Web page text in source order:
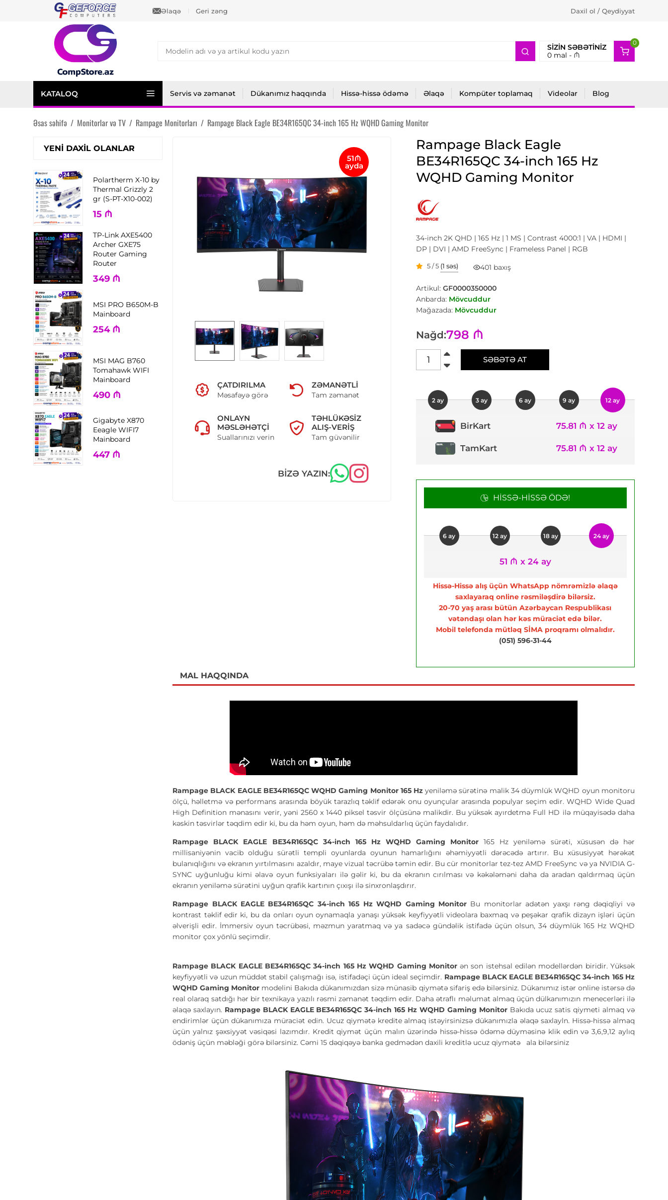
Əlaqə Geri zəng Daxil ol / Qeydiyyat
SIZIN SƏBƏTINIZ
0mal - ₼
0
2
KATALOQ Servis və zəmanət Dükanımız haqqında Hissə-hissə ödəmə Əlaqə Kompüter toplamaq Videolar Blog
Əsas səhifə / Monitorlar və TV / Rampage Monitorları / Rampage Black Eagle BE34R165QC 34-inch 165 Hz WQHD Gaming Monitor
YENI DAXIL OLANLAR
Polartherm X-10 by
Thermal Grizzly 2
gr (S-PT-X10-002)
15 ₼
TP-Link AXE5400
Archer GXE75
Router Gaming
Router
349 ₼
MSI PRO B650M-B
Mainboard
254 ₼
MSI MAG B760
Tomahawk WIFI
Mainboard
490 ₼
Gigabyte X870
Eeagle WIFI7
Mainboard
447 ₼
51₼
ayda
ÇATDIRILMA
Məsafəyə görə
ZƏMANƏTLI
Tam zəmanət
ONLAYN
MƏSLƏHƏTÇI
Suallarınızı verin
TƏHLÜKƏSIZ
ALIŞ-VERIŞ
Tam güvənilir
BIZƏ YAZIN:
Rampage Black Eagle
BE34R165QC 34-inch 165 Hz
WQHD Gaming Monitor
34-inch 2K QHD | 165 Hz | 1 MS | Contrast 4000:1 | VA | HDMI |
DP | DVI | AMD FreeSync | Frameless Panel | RGB
5 / 5 (1 səs) 401 baxış
Artikul: GF0000350000
Anbarda: Mövcuddur
Mağazada: Mövcuddur
Nağd:798 ₼
SƏBƏTƏ AT
2 ay 3 ay 6 ay 9 ay 12 ay
BirKart 75.81 ₼ x 12 ay
TamKart 75.81 ₼ x 12 ay
HISSƏ-HISSƏ ÖDƏ!
6 ay 12 ay 18 ay 24 ay
51 ₼ x 24 ay
Hissə-Hissə alış üçün WhatsApp nömrəmizlə əlaqə
saxlayaraq online rəsmiləşdirə bilərsiz.
20-70 yaş arası bütün Azərbaycan Respublikası
vətəndaşı olan hər kəs müraciət edə bilər.
Mobil telefonda mütləq SİMA proqramı olmalıdır.
(051) 596-31-44
MAL HAQQINDA
Rampage BLACK EAGLE BE34R165QC WQHD Gaming Monitor 165 Hz yeniləmə sürətinə malik 34 düymlük WQHD oyun monitoru
ölçü, həlletmə və performans arasında böyük tarazlıq təklif edərək onu oyunçular arasında populyar seçim edir. WQHD Wide Quad
High Definition mənasını verir, yəni 2560 x 1440 piksel təsvir ölçüsünə malikdir. Bu yüksək ayırdetmə Full HD ilə müqayisədə daha
kəskin təsvirlər təqdim edir ki, bu da həm oyun, həm də məhsuldarlıq üçün faydalıdır.
Rampage BLACK EAGLE BE34R165QC 34-inch 165 Hz WQHD Gaming Monitor165 Hz yeniləmə sürəti, xüsusən də hər
millisaniyənin vacib olduğu sürətli templi oyunlarda oyunun hamarlığını əhəmiyyətli dərəcədə artırır. Bu xüsusiyyət hərəkət
bulanıqlığını və ekranın yırtılmasını azaldır, maye vizual təcrübə təmin edir. Bu cür monitorlar tez-tez AMD FreeSync və ya NVIDIA G-
SYNC uyğunluğu kimi əlavə oyun funksiyaları ilə gəlir ki, bu da ekranın cırılması və kəkələməni daha da aradan qaldırmaq üçün
ekranın yeniləmə sürətini uyğun qrafik kartının çıxışı ilə sinxronlaşdırır.
Rampage BLACK EAGLE BE34R165QC 34-inch 165 Hz WQHD Gaming MonitorBu monitorlar adətən yaxşı rəng dəqiqliyi və
kontrast təklif edir ki, bu da onları oyun oynamaqla yanaşı yüksək keyfiyyətli videolara baxmaq və peşəkar qrafik dizayn işləri üçün
əlverişli edir. İmmersiv oyun təcrübəsi, məzmun yaratmaq və ya sadəcə gündəlik istifadə üçün olsun, 34 düymlük 165 Hz WQHD
monitor çox yönlü seçimdir.
Rampage BLACK EAGLE BE34R165QC 34-inch 165 Hz WQHD Gaming Monitorən son istehsal edilən modellərdən biridir. Yüksək
keyfiyyətli və uzun müddət stabil çalışmağı isə, istifadəçi üçün ideal seçimdir. Rampage BLACK EAGLE BE34R165QC 34-inch 165 Hz
WQHD Gaming Monitor modelini Bakıda dükanımızdan sizə münasib qiymətə sifariş edə bilərsiniz. Dükanımız istər online istərsə də
real olaraq satdığı hər bir texnikaya yazılı rəsmi zəmanət təqdim edir. Daha ətraflı məlumat almaq üçün dülkanımızın menecerləri ilə
əlaqə saxlayın. Rampage BLACK EAGLE BE34R165QC 34-inch 165 Hz WQHD Gaming Monitor Bakıda ucuz satis qiymeti almaq və
endirimlər üçün dükanımıza müraciət edin. Ucuz qiymətə kredite almaq istəyirsinizsə dükanımızla əlaqə saxlayln. Hissə-hissə almaq
üçün yalnız şəxsiyyət vəsiqəsi lazımdır. Kredit qiymət üçün malın üzərində hissə-hissə ödəmə düyməsinə klik edin və 3,6,9,12 aylıq
ödəniş üçün məbləği görə bilərsiniz. Cəmi 15 dəqiqəyə banka gedmədən daxili kreditlə ucuz qiymətə
ala bilərsiniz